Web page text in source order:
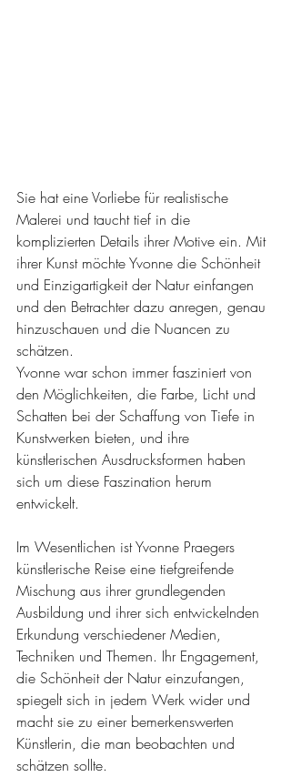
Sie hat eine Vorliebe für realistische
Malerei und taucht tief in die
komplizierten Details ihrer Motive ein. Mit
ihrer Kunst möchte Yvonne die Schönheit
und Einzigartigkeit der Natur einfangen
und den Betrachter dazu anregen, genau
hinzuschauen und die Nuancen zu
schätzen.
Yvonne war schon immer fasziniert von
den Möglichkeiten, die Farbe, Licht und
Schatten bei der Schaffung von Tiefe in
Kunstwerken bieten, und ihre
künstlerischen Ausdrucksformen haben
sich um diese Faszination herum
entwickelt.
Im Wesentlichen ist Yvonne Praegers
künstlerische Reise eine tiefgreifende
Mischung aus ihrer grundlegenden
Ausbildung und ihrer sich entwickelnden
Erkundung verschiedener Medien,
Techniken und Themen. Ihr Engagement,
die Schönheit der Natur einzufangen,
spiegelt sich in jedem Werk wider und
macht sie zu einer bemerkenswerten
Künstlerin, die man beobachten und
schätzen sollte.